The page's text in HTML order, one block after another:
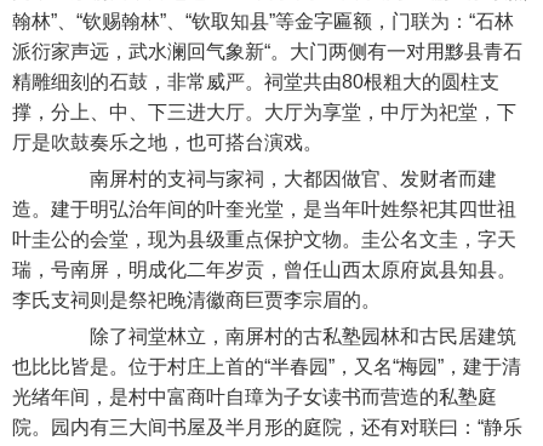
翰林”、“钦赐翰林”、“钦取知县”等金字匾额，门联为：“石林
派衍家声远，武水澜回气象新“。大门两侧有一对用黟县青石
精雕细刻的石鼓，非常威严。祠堂共由80根粗大的圆柱支
撑，分上、中、下三进大厅。大厅为享堂，中厅为祀堂，下
厅是吹鼓奏乐之地，也可搭台演戏。
南屏村的支祠与家祠，大都因做官、发财者而建
造。建于明弘治年间的叶奎光堂，是当年叶姓祭祀其四世祖
叶圭公的会堂，现为县级重点保护文物。圭公名文圭，字天
瑞，号南屏，明成化二年岁贡，曾任山西太原府岚县知县。
李氏支祠则是祭祀晚清徽商巨贾李宗眉的。
除了祠堂林立，南屏村的古私塾园林和古民居建筑
也比比皆是。位于村庄上首的“半春园”，又名“梅园”，建于清
光绪年间，是村中富商叶自璋为子女读书而营造的私塾庭
院。园内有三大间书屋及半月形的庭院，还有对联曰：“静乐